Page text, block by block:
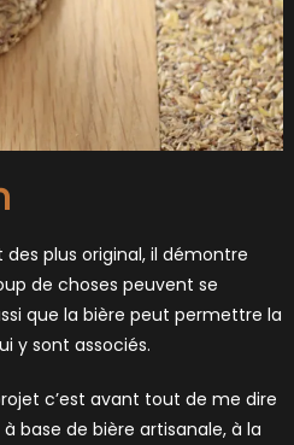
plus original, il démontre
de choses peuvent se
que la bière peut permettre la
y sont associés.
c’est avant tout de me dire
base de bière artisanale, à la